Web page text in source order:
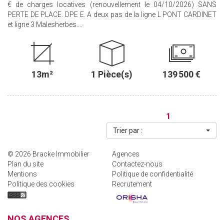
€ de charges locatives (renouvellement le 04/10/2026) SANS
PERTE DE PLACE. DPE E. A deux pas de la ligne L PONT CARDINET
et ligne 3 Malesherbes....
13m² 1 Pièce(s) 139 500 €
1
Trier par :
© 2026 Bracke Immobilier
Agences
Plan du site
Contactez-nous
Mentions
Politique de confidentialité
Politique des cookies
Recrutement